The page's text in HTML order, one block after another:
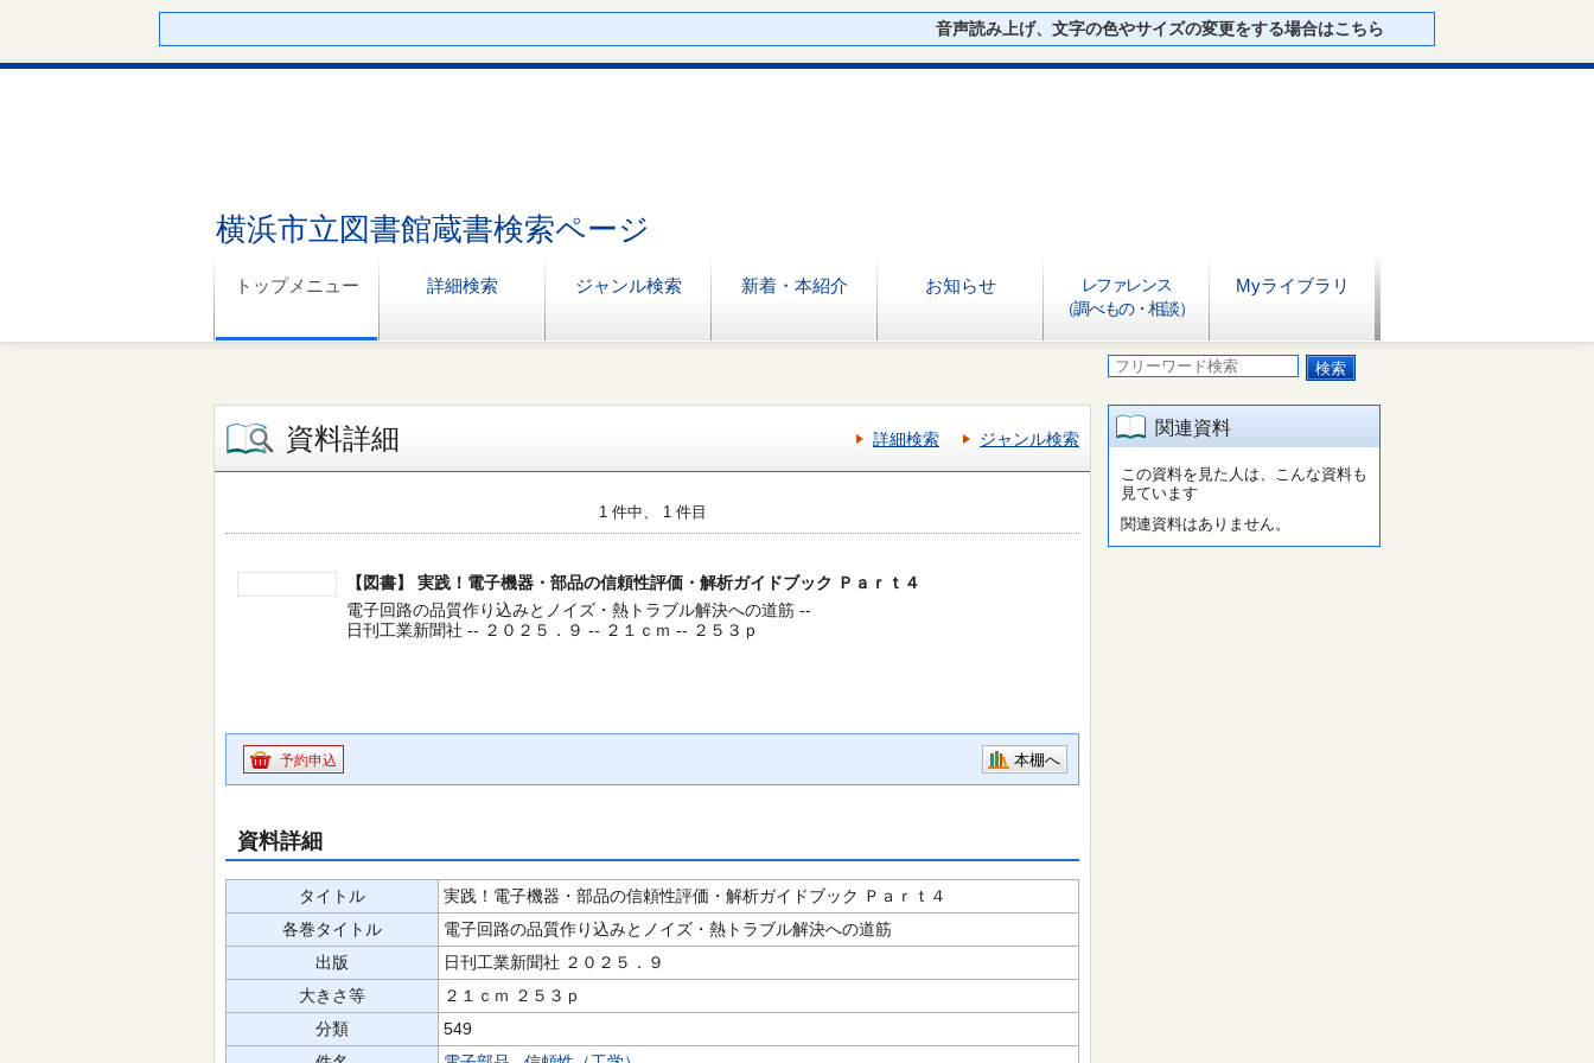
音声読み上げ、文字の色やサイズの変更をする場合はこちら
横浜市立図書館蔵書検索ページ
トップメニュー 詳細検索 ジャンル検索 新着・本紹介 お知らせ
レファレンス
（調べもの・相談）
Myライブラリ
資料詳細 詳細検索 ジャンル検索
1 件中、 1 件目
【図書】
実践！電子機器・部品の信頼性評価・解析ガイドブック Ｐａｒｔ４
電子回路の品質作り込みとノイズ・熱トラブル解決への道筋 --
日刊工業新聞社 -- ２０２５．９ -- ２１ｃｍ -- ２５３ｐ
予約申込 本棚へ
資料詳細
タイトル
実践！電子機器・部品の信頼性評価・解析ガイドブック Ｐａｒｔ４
各巻タイトル
電子回路の品質作り込みとノイズ・熱トラブル解決への道筋
出版
日刊工業新聞社 ２０２５．９
大きさ等
２１ｃｍ ２５３ｐ
分類
549
関連資料
この資料を見た人は、こんな資料も
見ています
関連資料はありません。